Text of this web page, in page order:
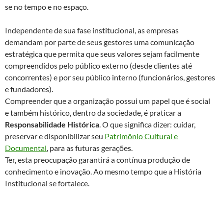
se no tempo e no espaço.
Independente de sua fase institucional, as empresas
demandam por parte de seus gestores uma comunicação
estratégica que permita que seus valores sejam facilmente
compreendidos pelo público externo (desde clientes até
concorrentes) e por seu público interno (funcionários, gestores
e fundadores).
Compreender que a organização possui um papel que é social
e também histórico, dentro da sociedade, é praticar a
Responsabilidade Histórica . O que significa dizer: cuidar,
preservar e disponibilizar seu Patrimônio Cultural e
Documental , para as futuras gerações.
Ter, esta preocupação garantirá a contínua produção de
conhecimento e inovação. Ao mesmo tempo que a História
Institucional se fortalece.